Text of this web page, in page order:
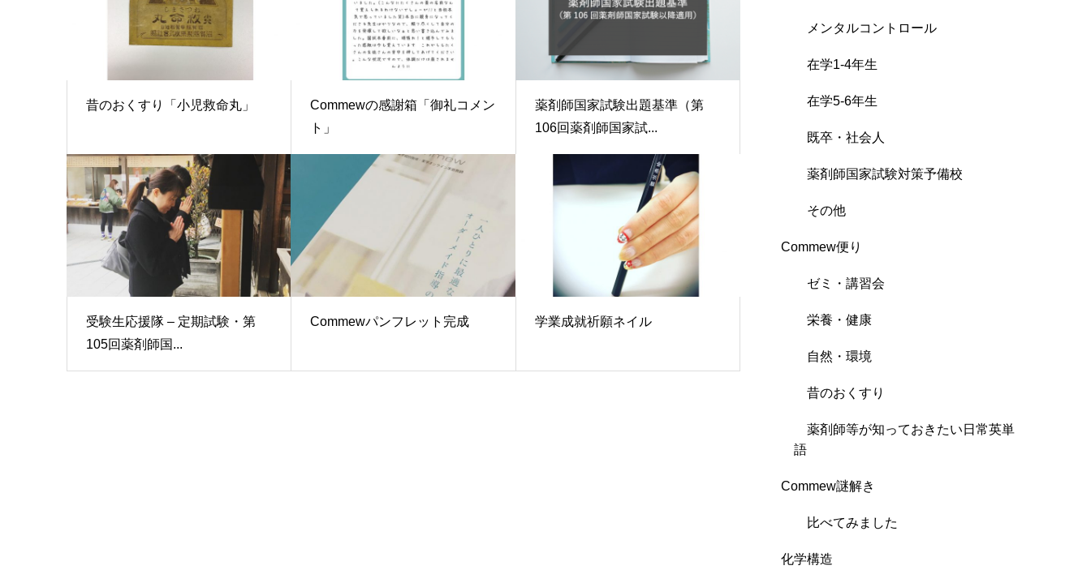
昔のおくすり「小児救命丸」
Commewの感謝箱「御礼コメン
ト」
薬剤師国家試験出題基準（第
106回薬剤師国家試...
受験生応援隊 – 定期試験・第
105回薬剤師国...
Commewパンフレット完成 学業成就祈願ネイル
メンタルコントロール
在学1-4年生
在学5-6年生
既卒・社会人
薬剤師国家試験対策予備校
その他
Commew便り
ゼミ・講習会
栄養・健康
自然・環境
昔のおくすり
薬剤師等が知っておきたい日常英単
語
Commew謎解き
比べてみました
化学構造